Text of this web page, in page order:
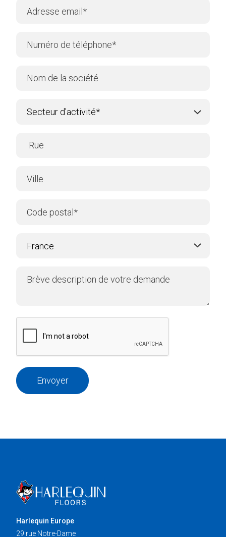
Envoyer
Harlequin Europe
29 rue Notre-Dame